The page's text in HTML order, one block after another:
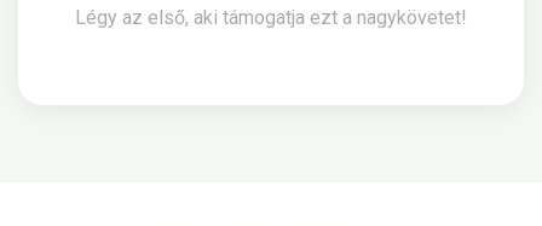
Légy az első, aki támogatja ezt a nagykövetet!